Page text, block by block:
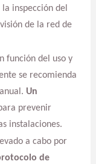
inspección del
de la red de
función del uso y
se recomienda
Un
prevenir
instalaciones.
a cabo por
de